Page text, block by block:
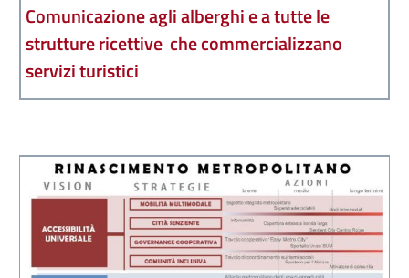
Comunicazione agli alberghi e a tutte le
strutture ricettive che commercializzano
servizi turistici